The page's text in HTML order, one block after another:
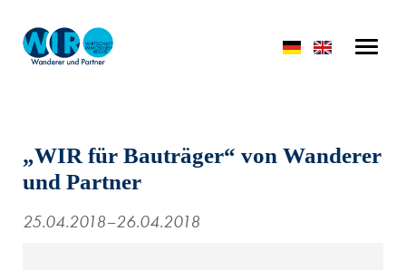
„WIR für Bauträger“ von Wanderer
und Partner
25.04.2018–26.04.2018